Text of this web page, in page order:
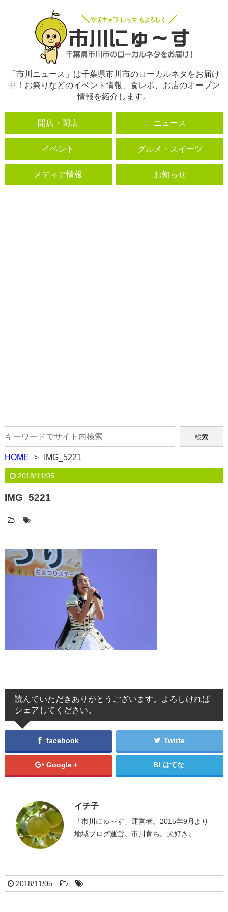
「市川ニュース」は千葉県市川市のローカルネタをお届け
中！お祭りなどのイベント情報、食レポ、お店のオープン
情報を紹介します。
開店・閉店 ニュース
イベント グルメ・スイーツ
メディア情報 お知らせ
HOME IMG_5221
2018/11/05
IMG_5221
読んでいただきありがとうございます。よろしければ
シェアしてください。
facebook Twitte
Google＋ はてな
イチ子
「市川にゅ～す」運営者。2015年9月より
地域ブログ運営。市川育ち。犬好き。
2018/11/05